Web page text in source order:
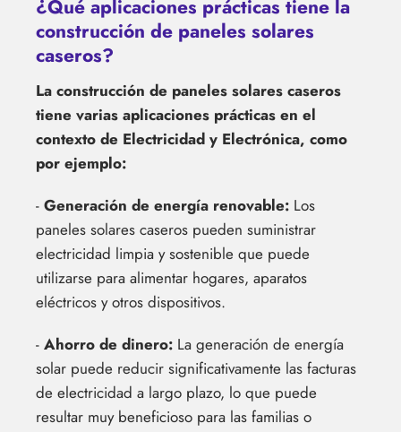
¿Qué aplicaciones prácticas tiene la
construcción de paneles solares
caseros?
La construcción de paneles solares caseros
tiene varias aplicaciones prácticas en el
contexto de Electricidad y Electrónica, como
por ejemplo:
- Generación de energía renovable: Los
paneles solares caseros pueden suministrar
electricidad limpia y sostenible que puede
utilizarse para alimentar hogares, aparatos
eléctricos y otros dispositivos.
- Ahorro de dinero: La generación de energía
solar puede reducir significativamente las facturas
de electricidad a largo plazo, lo que puede
resultar muy beneficioso para las familias o